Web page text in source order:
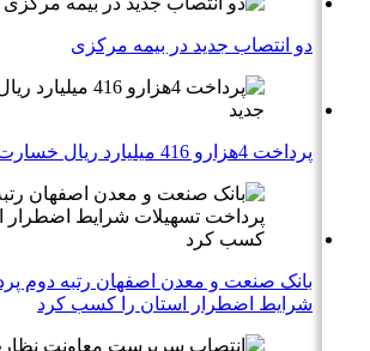
دو انتصاب جدید در بیمه مركزی
پرداخت 4هزارو 416 میلیارد ریال خسارت جدید
بانک صنعت و معدن اصفهان رتبه دوم
شرایط اضطرار استان را کسب کرد